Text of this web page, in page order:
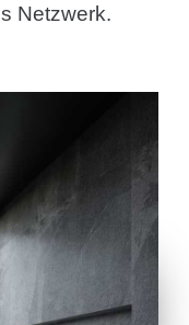
Netzwerk.